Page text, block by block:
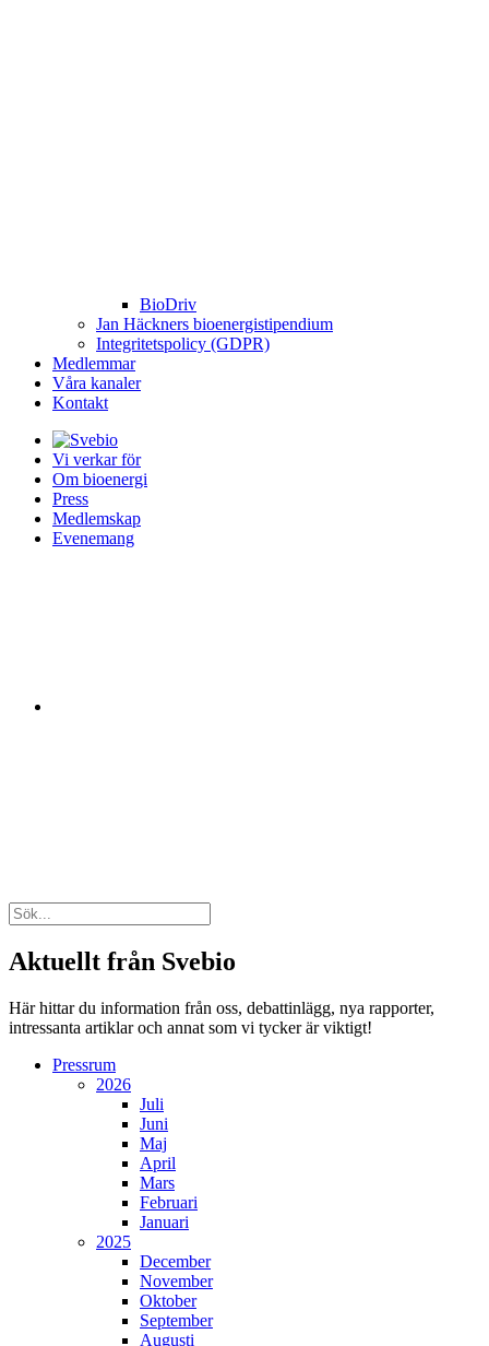
BioDriv
Jan Häckners bioenergistipendium
Integritetspolicy (GDPR)
Medlemmar
Våra kanaler
Kontakt
Vi verkar för
Om bioenergi
Press
Medlemskap
Evenemang
Aktuellt från Svebio
Här hittar du information från oss, debattinlägg, nya rapporter,
intressanta artiklar och annat som vi tycker är viktigt!
Pressrum
2026
Juli
Juni
Maj
April
Mars
Februari
Januari
2025
December
November
Oktober
September
Augusti